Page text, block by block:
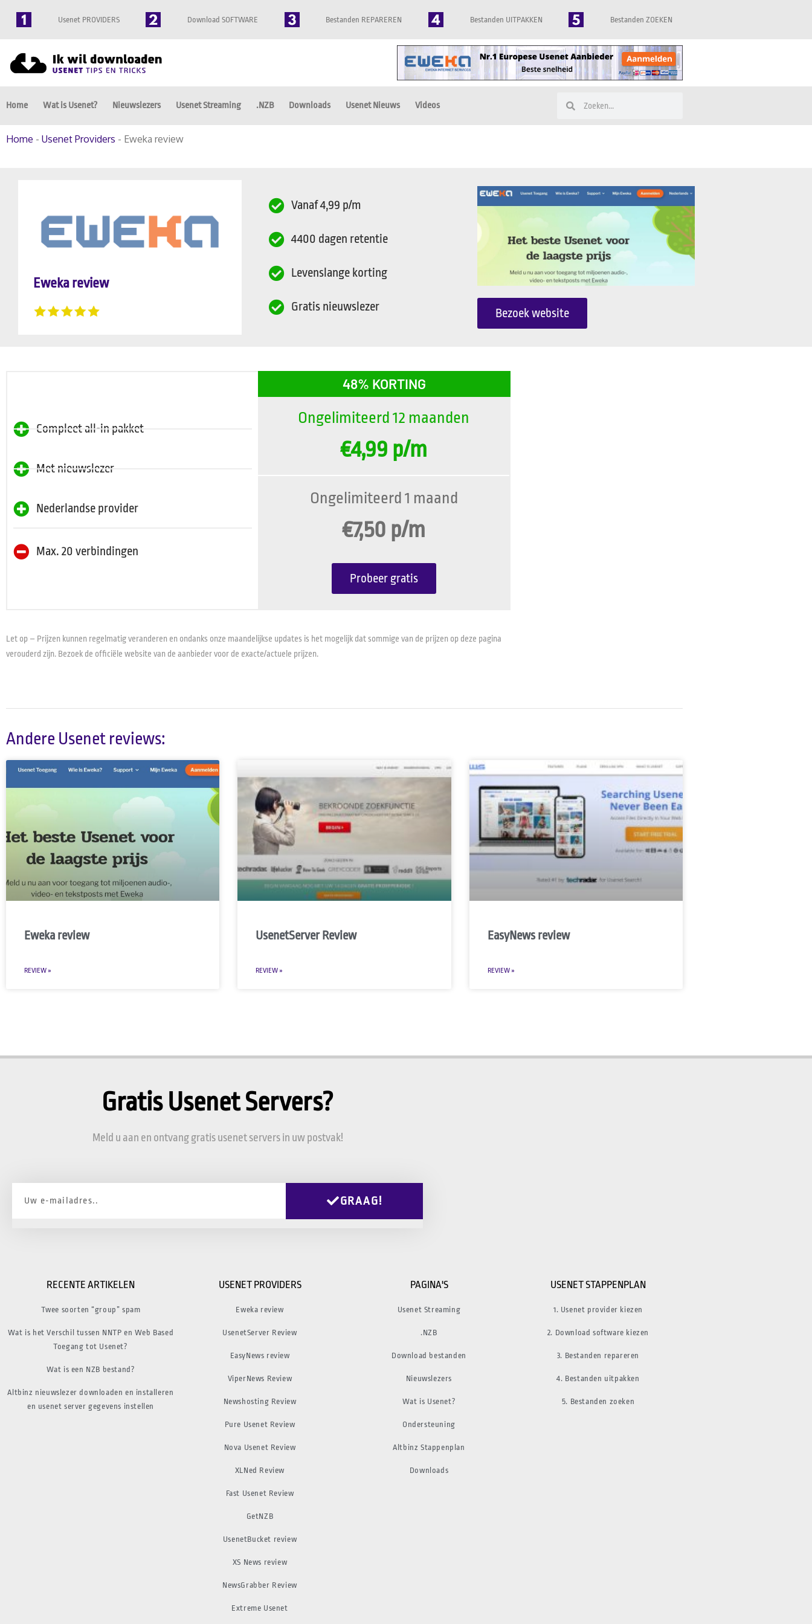
Usenet PROVIDERS Download SOFTWARE Bestanden REPAREREN Bestanden UITPAKKEN Bestanden ZOEKEN
Home Wat is Usenet? Nieuwslezers Usenet Streaming .NZB Downloads Usenet Nieuws Videos
Home - Usenet Providers - Eweka review
Eweka review
Vanaf 4,99 p/m
4400 dagen retentie
Levenslange korting
Gratis nieuwslezer Bezoek website
Compleet all-in pakket
Met nieuwslezer
Nederlandse provider
Max. 20 verbindingen
48% KORTING
Ongelimiteerd 12 maanden
€4,99 p/m
Ongelimiteerd 1 maand
€7,50 p/m
Probeer gratis
Let op – Prijzen kunnen regelmatig veranderen en ondanks onze maandelijkse updates is het mogelijk dat sommige van de prijzen op deze pagina
verouderd zijn. Bezoek de officiële website van de aanbieder voor de exacte/actuele prijzen.
Andere Usenet reviews:
Eweka review
REVIEW »
UsenetServer Review
REVIEW »
EasyNews review
REVIEW »
Gratis Usenet Servers?
Meld u aan en ontvang gratis usenet servers in uw postvak!
GRAAG!
RECENTE ARTIKELEN
Twee soorten “group” spam
Wat is het Verschil tussen NNTP en Web Based
Toegang tot Usenet?
Wat is een NZB bestand?
Altbinz nieuwslezer downloaden en installeren
en usenet server gegevens instellen
USENET PROVIDERS
Eweka review
UsenetServer Review
EasyNews review
ViperNews Review
Newshosting Review
Pure Usenet Review
Nova Usenet Review
XLNed Review
Fast Usenet Review
GetNZB
UsenetBucket review
XS News review
NewsGrabber Review
Extreme Usenet
PAGINA'S
Usenet Streaming
.NZB
Download bestanden
Nieuwslezers
Wat is Usenet?
Ondersteuning
Altbinz Stappenplan
Downloads
USENET STAPPENPLAN
1. Usenet provider kiezen
2. Download software kiezen
3. Bestanden repareren
4. Bestanden uitpakken
5. Bestanden zoeken